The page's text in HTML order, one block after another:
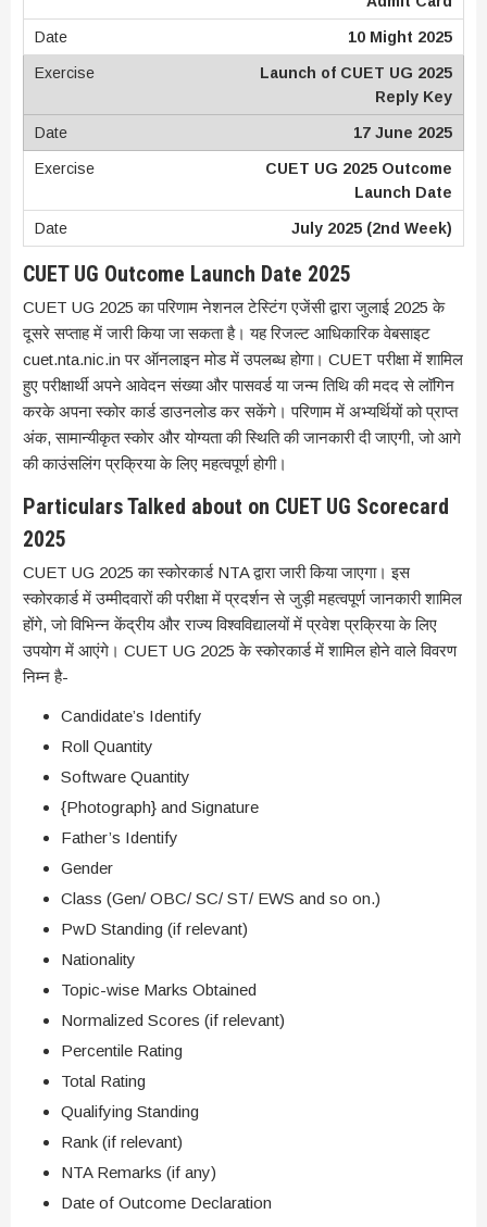
10 Might 2025
Launch of CUET UG 2025
Reply Key
17 June 2025
CUET UG 2025 Outcome
Launch Date
July 2025 (2nd Week)
CUET UG Outcome Launch Date 2025
CUET UG 2025 का परिणाम नेशनल टेस्टिंग एजेंसी द्वारा जुलाई 2025 के
दूसरे सप्ताह में जारी किया जा सकता है। यह रिजल्ट आधिकारिक वेबसाइट
cuet.nta.nic.in पर ऑनलाइन मोड में उपलब्ध होगा। CUET परीक्षा में शामिल
हुए परीक्षार्थी अपने आवेदन संख्या और पासवर्ड या जन्म तिथि की मदद से लॉगिन
करके अपना स्कोर कार्ड डाउनलोड कर सकेंगे। परिणाम में अभ्यर्थियों को प्राप्त
अंक, सामान्यीकृत स्कोर और योग्यता की स्थिति की जानकारी दी जाएगी, जो आगे
की काउंसलिंग प्रक्रिया के लिए महत्वपूर्ण होगी।
Particulars Talked about on CUET UG Scorecard
2025
CUET UG 2025 का स्कोरकार्ड NTA द्वारा जारी किया जाएगा। इस
स्कोरकार्ड में उम्मीदवारों की परीक्षा में प्रदर्शन से जुड़ी महत्वपूर्ण जानकारी शामिल
होंगे, जो विभिन्न केंद्रीय और राज्य विश्वविद्यालयों में प्रवेश प्रक्रिया के लिए
उपयोग में आएंगे। CUET UG 2025 के स्कोरकार्ड में शामिल होने वाले विवरण
निम्न है-
Candidate’s Identify
Roll Quantity
Software Quantity
{Photograph} and Signature
Father’s Identify
Gender
Class (Gen/ OBC/ SC/ ST/ EWS and so on.)
PwD Standing (if relevant)
Nationality
Topic-wise Marks Obtained
Normalized Scores (if relevant)
Percentile Rating
Total Rating
Qualifying Standing
Rank (if relevant)
NTA Remarks (if any)
Date of Outcome Declaration